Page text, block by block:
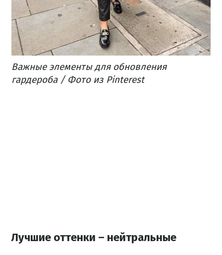
Важные элементы для обновления
гардероба / Фото из Pinterest
Лучшие оттенки – нейтральные